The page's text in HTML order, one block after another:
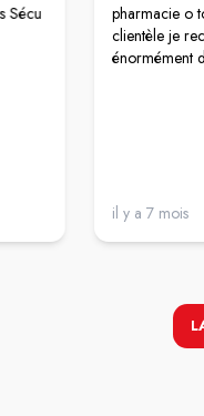
Sécu
pharmacie o
clientèle je
énormément
il y a 7 mois